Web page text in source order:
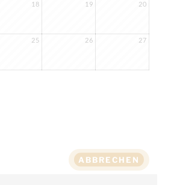
18 19 20
25 26 27
ABBRECHEN